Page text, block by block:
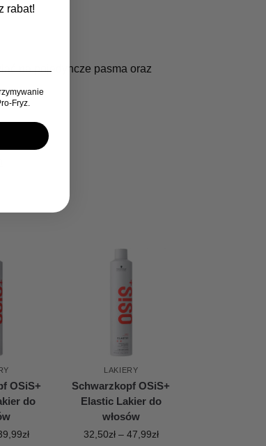
na pojedyncze pasma oraz
OSiS+
do
zł
LAKIERY
Schwarzkopf OSiS+
Elastic Lakier do
włosów
32,50zł – 47,99zł
rabat!
Fryz.